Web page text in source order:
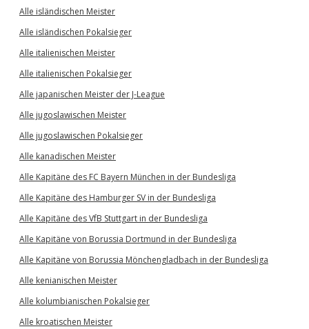
Alle isländischen Meister
Alle isländischen Pokalsieger
Alle italienischen Meister
Alle italienischen Pokalsieger
Alle japanischen Meister der J-League
Alle jugoslawischen Meister
Alle jugoslawischen Pokalsieger
Alle kanadischen Meister
Alle Kapitäne des FC Bayern München in der Bundesliga
Alle Kapitäne des Hamburger SV in der Bundesliga
Alle Kapitäne des VfB Stuttgart in der Bundesliga
Alle Kapitäne von Borussia Dortmund in der Bundesliga
Alle Kapitäne von Borussia Mönchengladbach in der Bundesliga
Alle kenianischen Meister
Alle kolumbianischen Pokalsieger
Alle kroatischen Meister